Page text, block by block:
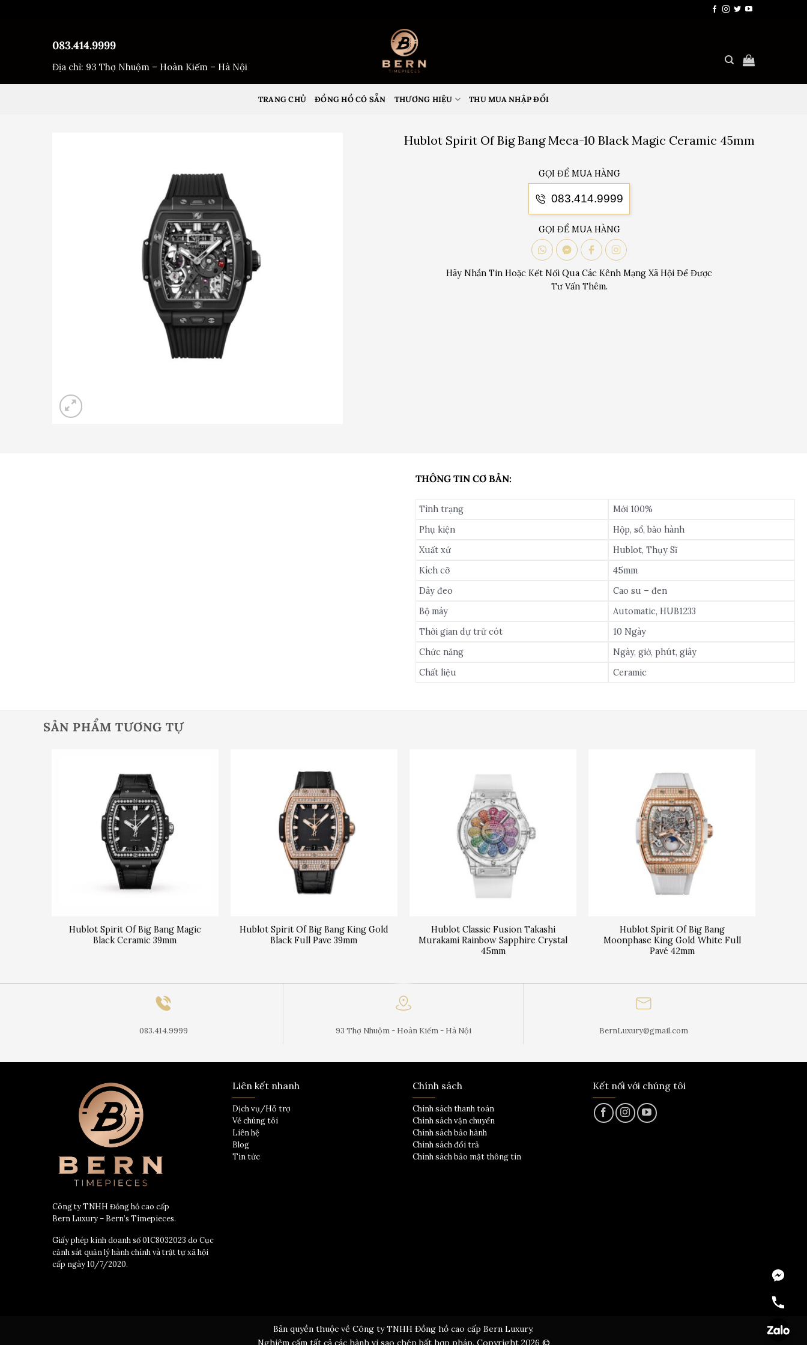
083.414.9999
Địa chỉ: 93 Thợ Nhuộm – Hoàn Kiếm – Hà Nội
TRANG CHỦ ĐỒNG HỒ CÓ SẴN THƯƠNG HIỆU THU MUA NHẬP ĐỔI
Hublot Spirit Of Big Bang Meca-10 Black Magic Ceramic 45mm
GỌI ĐỂ MUA HÀNG
083.414.9999
GỌI ĐỂ MUA HÀNG
Hãy Nhắn Tin Hoặc Kết Nối Qua Các Kênh Mạng Xã Hội Để Được
Tư Vấn Thêm.
THÔNG TIN CƠ BẢN:
Tình trạng
Mới 100%
Phụ kiện
Hộp, sổ, bảo hành
Xuất xứ
Hublot, Thụy Sĩ
Kích cỡ
45mm
Dây đeo
Cao su – đen
Bộ máy
Automatic, HUB1233
Thời gian dự trữ cót
10 Ngày
Chức năng
Ngày, giờ, phút, giây
Chất liệu
Ceramic
SẢN PHẨM TƯƠNG TỰ
Hublot Spirit Of Big Bang Magic
Black Ceramic 39mm
Hublot Spirit Of Big Bang King Gold
Black Full Pave 39mm
Hublot Classic Fusion Takashi
Murakami Rainbow Sapphire Crystal
45mm
Hublot Spirit Of Big Bang
Moonphase King Gold White Full
Pavé 42mm
083.414.9999 93 Thợ Nhuộm - Hoàn Kiếm - Hà Nội BernLuxury@gmail.com
Công ty TNHH Đồng hồ cao cấp
Bern Luxury – Bern’s Timepieces.
Giấy phép kinh doanh số 01C8032023 do Cục
cảnh sát quản lý hành chính và trật tự xã hội
cấp ngày 10/7/2020.
Liên kết nhanh
Dịch vụ/Hỗ trợ
Về chúng tôi
Liên hệ
Blog
Tin tức
Chính sách
Chính sách thanh toán
Chính sách vận chuyển
Chính sách bảo hành
Chính sách đổi trả
Chính sách bảo mật thông tin
Kết nối với chúng tôi
Bản quyền thuộc về Công ty TNHH Đồng hồ cao cấp Bern Luxury.
Nghiêm cấm tất cả các hành vi sao chép bất hợp pháp. Copyright 2026 ©